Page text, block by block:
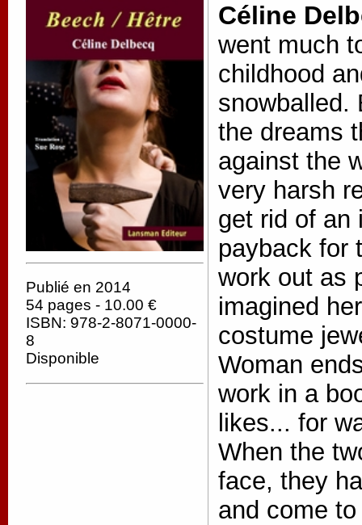
Publié en 2014
54 pages - 10.00 €
ISBN: 978-2-8071-0000-
8
Disponible
Céline
went much
childhood
snowballed.
the dreams
against the
very harsh
get rid of an
payback for
work out as
imagined
costume
Woman
work in a
likes... for
When the
face, they
and come